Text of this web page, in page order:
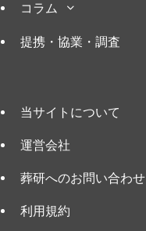
コラム
提携・協業・調査
当サイトについて
運営会社
葬研へのお問い合わせ
利用規約